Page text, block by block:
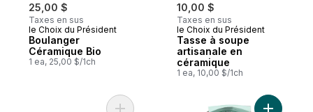
25,00 $
Taxes en sus
le Choix du Président
Boulanger
Céramique Bio
1 ea, 25,00 $/1ch
10,00 $
Taxes en sus
le Choix du Président
Tasse à soupe
artisanale en
céramique
1 ea, 10,00 $/1ch